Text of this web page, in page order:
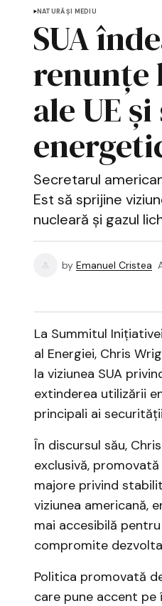
NATURĂ ȘI MEDIU
SUA
renunțe
ale UE
Secretarul
Est să sprijine
nucleară și gazul
by Emanuel Cristea
La Summitul
al Energiei, Chris
la viziunea SUA
extinderea utilizării
principali ai
În discursul său,
exclusivă,
majore privind
viziunea americană,
mai accesibilă
compromite
Politica promovată
care pune accent